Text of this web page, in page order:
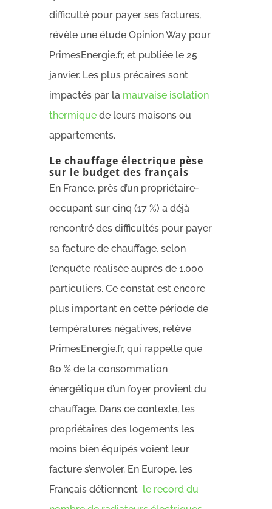
difficulté pour payer ses factures,
révèle une étude Opinion Way pour
PrimesEnergie.fr, et publiée le 25
janvier. Les plus précaires sont
impactés par la mauvaise isolation
thermiquede leurs maisons ou
appartements.
Le chauffage électrique pèse
sur le budget des français
En France, près d’un propriétaire-
occupant sur cinq (17 %) a déjà
rencontré des difficultés pour payer
sa facture de chauffage, selon
l’enquête réalisée auprès de 1.000
particuliers. Ce constat est encore
plus important en cette période de
températures négatives, relève
PrimesEnergie.fr, qui rappelle que
80 % de la consommation
énergétique d’un foyer provient du
chauffage. Dans ce contexte, les
propriétaires des logements les
moins bien équipés voient leur
facture s’envoler. En Europe, les
Français détiennent le record du